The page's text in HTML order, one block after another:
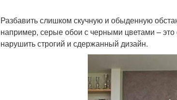
Разбавить слишком скучную и обыденную
например, серые обои с черными цветами –
нарушить строгий и сдержанный дизайн.